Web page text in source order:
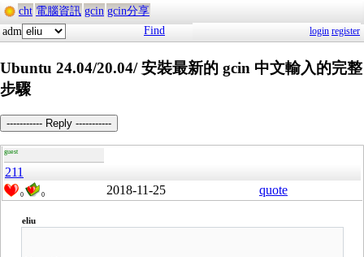
cht 電腦資訊 gcin gcin分享
adm
Find login register
Ubuntu 24.04/20.04/ 安裝最新的 gcin 中文輸入的完整
步驟
----------- Reply -----------
guest
211
0 0 2018-11-25 quote
eliu